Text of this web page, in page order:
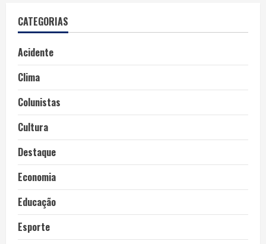
CATEGORIAS
Acidente
Clima
Colunistas
Cultura
Destaque
Economia
Educação
Esporte